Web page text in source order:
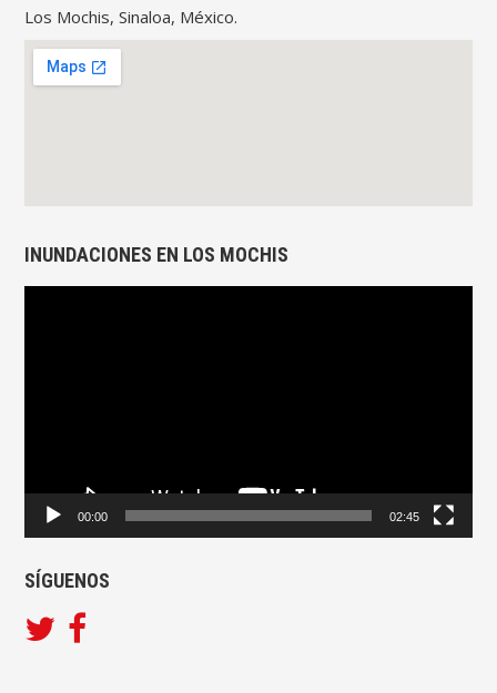
Los Mochis, Sinaloa, México.
INUNDACIONES EN LOS MOCHIS
00:00 02:45
SÍGUENOS